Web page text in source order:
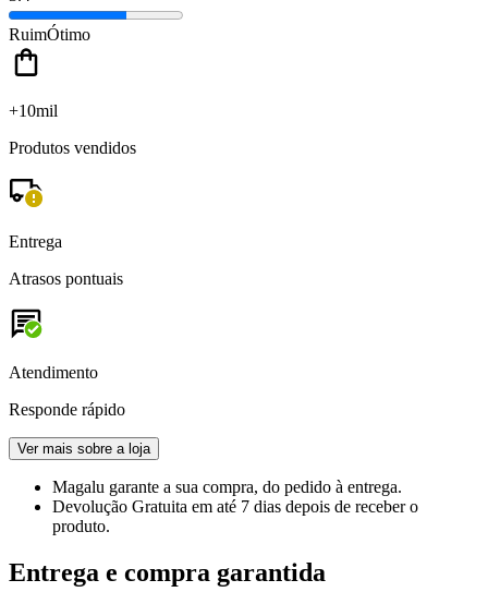
RuimÓtimo
+10mil
Produtos vendidos
Entrega
Atrasos pontuais
Atendimento
Responde rápido
Ver mais sobre a loja
Magalu garante a sua compra, do pedido à entrega.
Devolução Gratuita em até 7 dias depois de receber o
produto.
Entrega e compra garantida